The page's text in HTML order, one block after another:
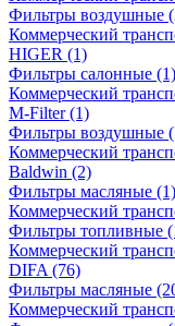
Фильтры воздушные
Коммерческий
HIGER (1)
Фильтры салонные (1)
Коммерческий
M-Filter(1)
Фильтры воздушные
Коммерческий
Baldwin (2)
Фильтры масляные (1)
Коммерческий
Фильтры топливные
Коммерческий
DIFA (76)
Фильтры масляные
Коммерческий